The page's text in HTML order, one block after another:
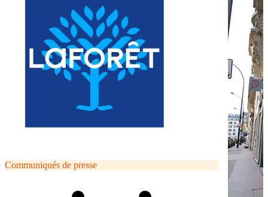
Communiqués de presse